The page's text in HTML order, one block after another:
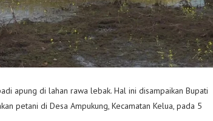
apung di lahan rawa lebak. Hal ini disampaikan Bupati
petani di Desa Ampukung, Kecamatan Kelua, pada 5